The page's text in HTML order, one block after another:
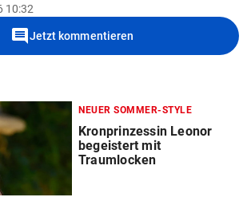
10:32
commentJetzt kommentieren
NEUER SOMMER-STYLE
Kronprinzessin Leonor
begeistert mit
Traumlocken